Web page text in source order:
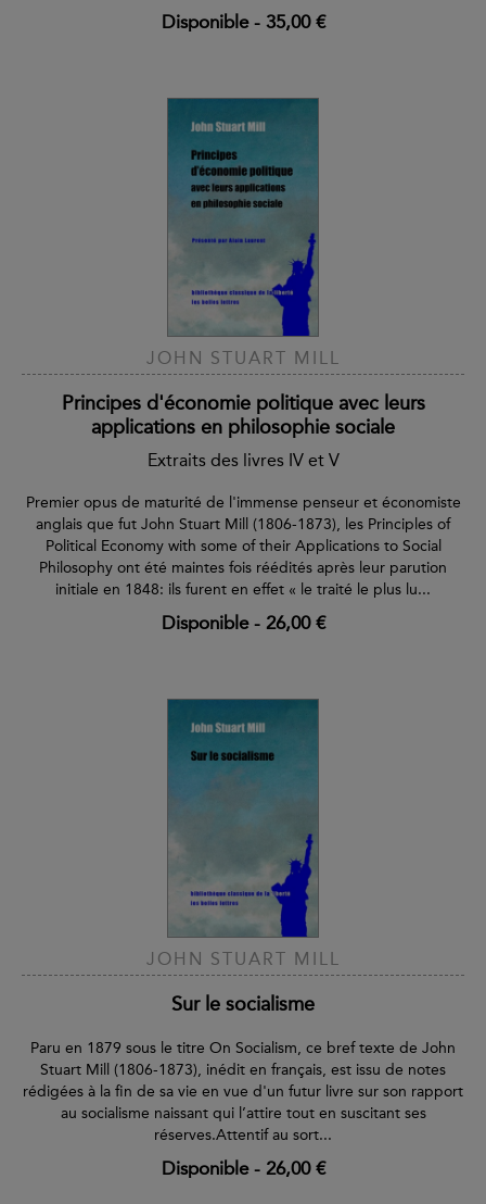
Disponible- 35,00 €
JOHN STUART MILL
Principes d'économie politique avec leurs
applications en philosophie sociale
Extraits des livres IV et V
Premier opus de maturité de l'immense penseur et économiste
anglais que fut John Stuart Mill (1806-1873), les Principles of
Political Economy with some of their Applications to Social
Philosophy ont été maintes fois réédités après leur parution
initiale en 1848: ils furent en effet « le traité le plus lu...
Disponible- 26,00 €
JOHN STUART MILL
Sur le socialisme
Paru en 1879 sous le titre On Socialism, ce bref texte de John
Stuart Mill (1806-1873), inédit en français, est issu de notes
rédigées à la fin de sa vie en vue d'un futur livre sur son rapport
au socialisme naissant qui l’attire tout en suscitant ses
réserves.Attentif au sort...
Disponible- 26,00 €